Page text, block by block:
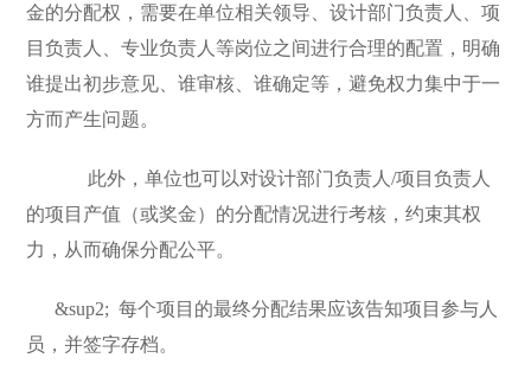
金的分配权，需要在单位相关领导、设计部门负责人、项
目负责人、专业负责人等岗位之间进行合理的配置，明确
谁提出初步意见、谁审核、谁确定等，避免权力集中于一
方而产生问题。
此外，单位也可以对设计部门负责人/项目负责人
的项目产值（或奖金）的分配情况进行考核，约束其权
力，从而确保分配公平。
&sup2;每个项目的最终分配结果应该告知项目参与人
员，并签字存档。